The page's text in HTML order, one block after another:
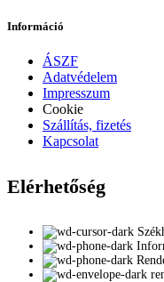
Információ
ÁSZF
Adatvédelem
Impresszum
Cookie
Szállítás, fizetés
Kapcsolat
Elérhetőség